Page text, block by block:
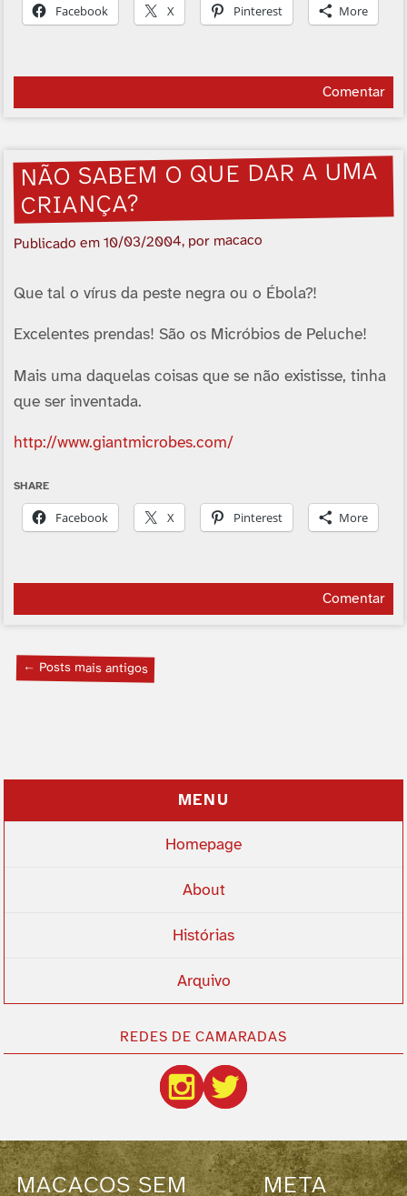
Facebook X Pinterest More
Comentar
NÃO SABEM O QUE DAR A UMA
CRIANÇA?
Publicado em10/03/2004, por macaco
Que tal o vírus da peste negra ou o Ébola?!
Excelentes prendas! São os Micróbios de Peluche!
Mais uma daquelas coisas que se não existisse, tinha
que ser inventada.
http://www.giantmicrobes.com/
SHARE
Facebook X Pinterest More
Comentar
← Posts mais antigos
MENU
Homepage
About
Histórias
Arquivo
REDES DE CAMARADAS
MACACOS SEM META